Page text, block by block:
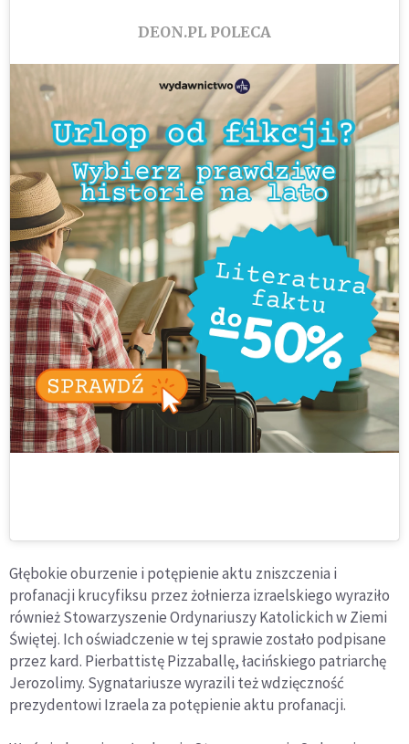
DEON.PL POLECA
Głębokie oburzenie i potępienie aktu zniszczenia i
profanacji krucyfiksu przez żołnierza izraelskiego wyraziło
również Stowarzyszenie Ordynariuszy Katolickich w Ziemi
Świętej. Ich oświadczenie w tej sprawie zostało podpisane
przez kard. Pierbattistę Pizzaballę, łacińskiego patriarchę
Jerozolimy. Sygnatariusze wyrazili też wdzięczność
prezydentowi Izraela za potępienie aktu profanacji.